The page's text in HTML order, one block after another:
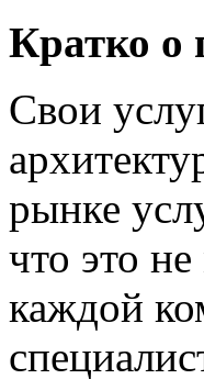
Кратко о
Свои
рынке
что это
каждой